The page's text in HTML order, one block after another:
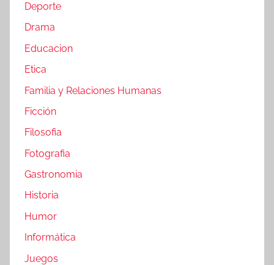
Deporte
Drama
Educacion
Etica
Familia y Relaciones Humanas
Ficción
Filosofia
Fotografia
Gastronomia
Historia
Humor
Informática
Juegos